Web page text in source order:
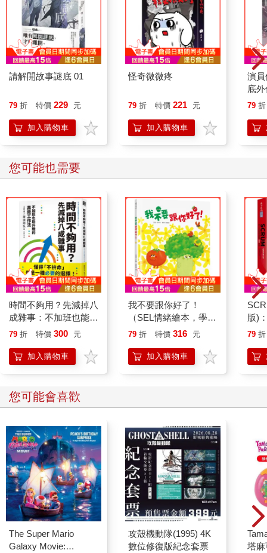
請解開故事謎底 01
79 折 特價 229 元
加入購物車
怪奇微微疼
79 折 特價 221 元
加入購物車
演
底
79 折
您可能也需要
時間不夠用？先減掉八
成雜事：不加班也能升
職的高效工作法
79 折 特價 300 元
加入購物車
我不要跟你好了！
（SEL情緒繪本，學習
換位思考，表達真實感
79 折 特價 316 元
加入購物車
版)
超
79 折
您可能會喜歡
The Super Mario
Galaxy Movie:
攻殼機動隊(1995) 4K
數位修復版紀念套票
塔